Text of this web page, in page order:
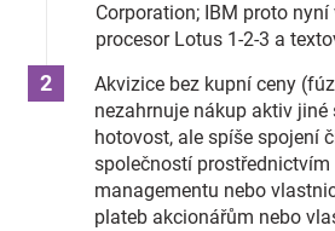
Corporation; IBM proto
procesor Lotus 1-2-3 a
Akvizice bez kupní ceny
nezahrnuje nákup aktiv jiné
hotovost, ale spíše spojení
společností
managementu nebo
plateb akcionářům nebo